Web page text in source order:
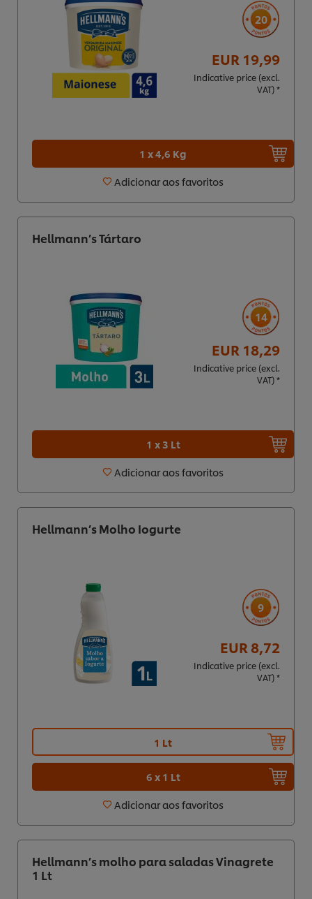
20
Indicative price (excl.
VAT) *
EUR 19,99
1 x 4,6 Kg
Adicionar aos favoritos
Hellmann’s Tártaro
14
Indicative price (excl.
VAT) *
EUR 18,29
1 x 3 Lt
Adicionar aos favoritos
Hellmann’s Molho Iogurte
9
Indicative price (excl.
VAT) *
EUR 8,72
1 Lt
6 x 1 Lt
Adicionar aos favoritos
Hellmann’s molho para saladas Vinagrete
1 Lt